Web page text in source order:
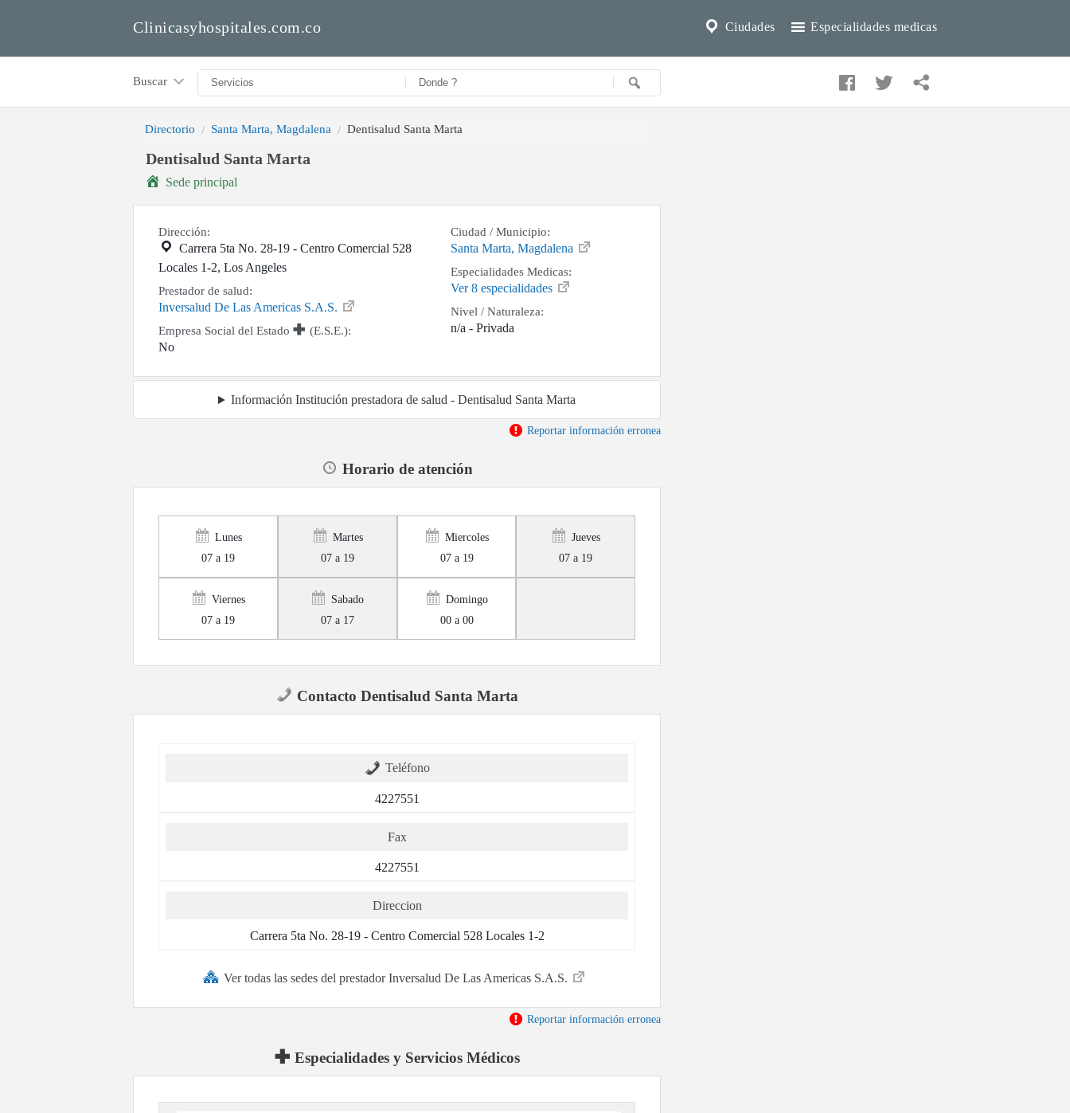
Especialidades medicas
Ciudades
Clinicasyhospitales.com.co
Buscar
Directorio Santa Marta, Magdalena Dentisalud Santa Marta
Dentisalud Santa Marta
Sede principal
Dirección:
Carrera 5ta No. 28-19 - Centro Comercial 528
Locales 1-2, Los Angeles
Prestador de salud:
Inversalud De Las Americas S.A.S.
Empresa Social del Estado
(E.S.E.):
No
Ciudad / Municipio:
Santa Marta, Magdalena
Especialidades Medicas:
Ver 8 especialidades
Nivel / Naturaleza:
n/a - Privada
Información Institución prestadora de salud - Dentisalud Santa Marta
Reportar información erronea
Horario de atención
Lunes
07 a 19
Martes
07 a 19
Miercoles
07 a 19
Jueves
07 a 19
Viernes
07 a 19
Sabado
07 a 17
Domingo
00 a 00
Contacto Dentisalud Santa Marta
Teléfono
4227551
Fax
4227551
Direccion
Carrera 5ta No. 28-19 - Centro Comercial 528 Locales 1-2
Ver todas las sedes del prestador Inversalud De Las Americas S.A.S.
Reportar información erronea
Especialidades y Servicios Médicos